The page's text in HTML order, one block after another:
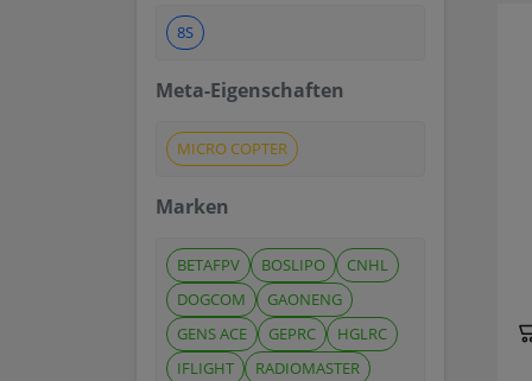
8S
Meta-Eigenschaften
MICRO COPTER
Marken
BETAFPV BOSLIPO
CNHL
DOGCOM
GAONENG
GENS ACE
GEPRC
HGLRC
IFLIGHT
RADIOMASTER